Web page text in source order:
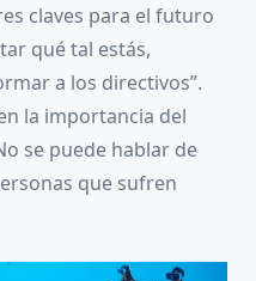
claves para el futuro
qué tal estás,
a los directivos”.
la importancia del
se puede hablar de
que sufren